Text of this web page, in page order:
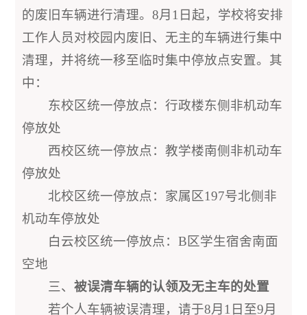
的废旧车辆进行清理。8月1日起，学校将安排
工作人员对校园内废旧、无主的车辆进行集中
清理，并将统一移至临时集中停放点安置。其
中：
东校区统一停放点：行政楼东侧非机动车
停放处
西校区统一停放点：教学楼南侧非机动车
停放处
北校区统一停放点：家属区197号北侧非
机动车停放处
白云校区统一停放点：B区学生宿舍南面
空地
三、 被误清车辆的认领及无主车的处置
若个人车辆被误清理，请于8月1日至9月